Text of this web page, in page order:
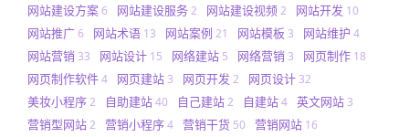
网站建设方案6 网站建设服务2 网站建设视频2 网站开发 10
网站推广6 网站术语 13 网站案例 21 网站模板 3 网站维护 4
网站营销 33 网站设计 15 网络建站 5 网络营销 3 网页制作 18
网页制作软件4 网页建站 3 网页开发 2 网页设计 32
美妆小程序2 自助建站40 自己建站2 自建站4 英文网站 3
营销型网站2 营销小程序4 营销干货 50 营销网站 16